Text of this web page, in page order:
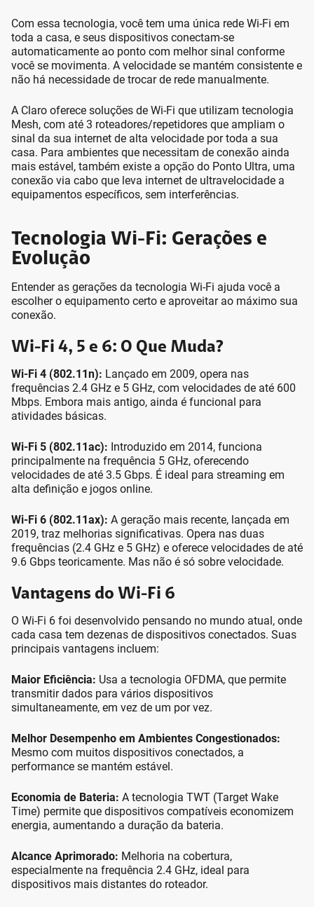
Com essa tecnologia, você tem uma única rede Wi-Fi em
toda a casa, e seus dispositivos conectam-se
automaticamente ao ponto com melhor sinal conforme
você se movimenta. A velocidade se mantém consistente e
não há necessidade de trocar de rede manualmente.
A Claro oferece soluções de Wi-Fi que utilizam tecnologia
Mesh, com até 3 roteadores/repetidores que ampliam o
sinal da sua internet de alta velocidade por toda a sua
casa. Para ambientes que necessitam de conexão ainda
mais estável, também existe a opção do Ponto Ultra, uma
conexão via cabo que leva internet de ultravelocidade a
equipamentos específicos, sem interferências.
Tecnologia Wi-Fi: Gerações e
Evolução
Entender as gerações da tecnologia Wi-Fi ajuda você a
escolher o equipamento certo e aproveitar ao máximo sua
conexão.
Wi-Fi 4, 5 e 6: O Que Muda?
Wi-Fi 4 (802.11n): Lançado em 2009, opera nas
frequências 2.4 GHz e 5 GHz, com velocidades de até 600
Mbps. Embora mais antigo, ainda é funcional para
atividades básicas.
Wi-Fi 5 (802.11ac): Introduzido em 2014, funciona
principalmente na frequência 5 GHz, oferecendo
velocidades de até 3.5 Gbps. É ideal para streaming em
alta definição e jogos online.
Wi-Fi 6 (802.11ax): A geração mais recente, lançada em
2019, traz melhorias significativas. Opera nas duas
frequências (2.4 GHz e 5 GHz) e oferece velocidades de até
9.6 Gbps teoricamente. Mas não é só sobre velocidade.
Vantagens do Wi-Fi 6
O Wi-Fi 6 foi desenvolvido pensando no mundo atual, onde
cada casa tem dezenas de dispositivos conectados. Suas
principais vantagens incluem:
Maior Eficiência: Usa a tecnologia OFDMA, que permite
transmitir dados para vários dispositivos
simultaneamente, em vez de um por vez.
Melhor Desempenho em Ambientes Congestionados:
Mesmo com muitos dispositivos conectados, a
performance se mantém estável.
Economia de Bateria: A tecnologia TWT (Target Wake
Time) permite que dispositivos compatíveis economizem
energia, aumentando a duração da bateria.
Alcance Aprimorado: Melhoria na cobertura,
especialmente na frequência 2.4 GHz, ideal para
dispositivos mais distantes do roteador.